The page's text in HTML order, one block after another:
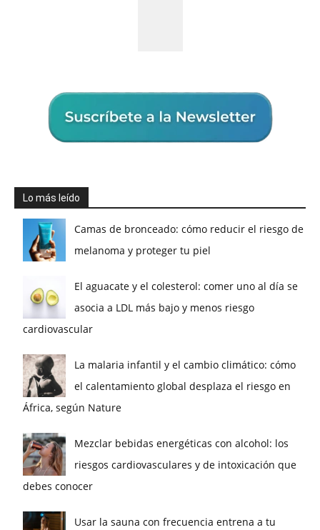
Lo más leído
Camas de bronceado: cómo reducir el riesgo de
melanoma y proteger tu piel
El aguacate y el colesterol: comer uno al día se
asocia a LDL más bajo y menos riesgo
cardiovascular
La malaria infantil y el cambio climático: cómo
el calentamiento global desplaza el riesgo en
África, según Nature
Mezclar bebidas energéticas con alcohol: los
riesgos cardiovasculares y de intoxicación que
debes conocer
Usar la sauna con frecuencia entrena a tu